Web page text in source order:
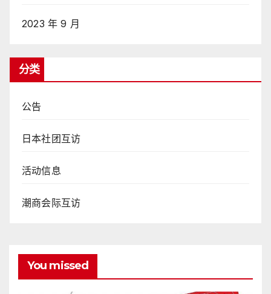
2023 年 9 月
分类
公告
日本社团互访
活动信息
潮商会际互访
You missed